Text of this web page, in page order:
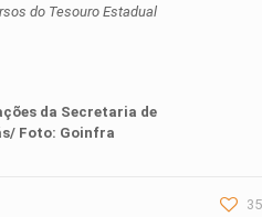
do Tesouro Estadual
da Secretaria de
/ Foto: Goinfra
35